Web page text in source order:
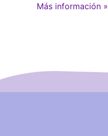
Más información »